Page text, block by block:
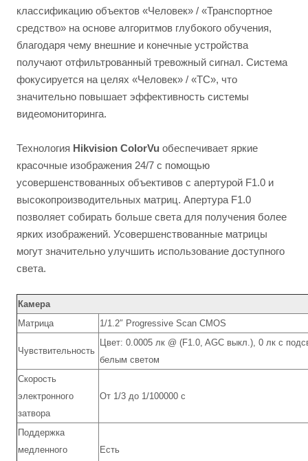
классификацию объектов «Человек» / «Транспортное
средство» на основе алгоритмов глубокого обучения,
благодаря чему внешние и конечные устройства
получают отфильтрованный тревожный сигнал. Система
фокусируется на целях «Человек» / «ТС», что
значительно повышает эффективность системы
видеомониторинга.
Технология Hikvision ColorVu обеспечивает яркие
красочные изображения 24/7 с помощью
усовершенствованных объективов с апертурой F1.0 и
высокопроизводительных матриц. Апертура F1.0
позволяет собирать больше света для получения более
ярких изображений. Усовершенствованные матрицы
могут значительно улучшить использование доступного
света.
Камера
Матрица
1/1.2″ Progressive Scan CMOS
Чувствительность
Цвет: 0.0005 лк @ (F1.0, AGC выкл.), 0 лк с
белым светом
Скорость
электронного
затвора
От 1/3 до 1/100000 с
Поддержка
медленного
Есть